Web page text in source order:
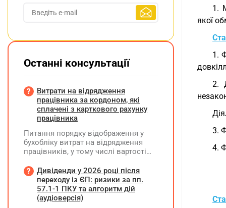
1.
якої
1.
2.
3.
4.
Останні консультації
Витрати на відрядження
працівника за кордоном, які
сплачені з карткового рахунку
працівника
Питання порядку відображення у
бухобліку витрат на відрядження
працівників, у тому числі вартості
карткового рахунку працівника та
підтвердження таких операцій
первинними документами, належать
до компетенції Мінфіну
Дивіденди у 2026 році після
переходу із ЄП: ризики за пп.
57.1-1 ПКУ та алгоритм дій
(аудіоверсія)